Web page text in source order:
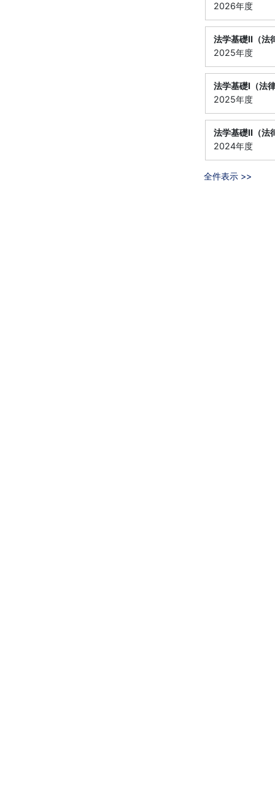
2026年度
法学基礎Ⅱ（法
2025年度
法学基礎Ⅰ（法
2025年度
法学基礎Ⅱ（法
2024年度
全件表示 >>